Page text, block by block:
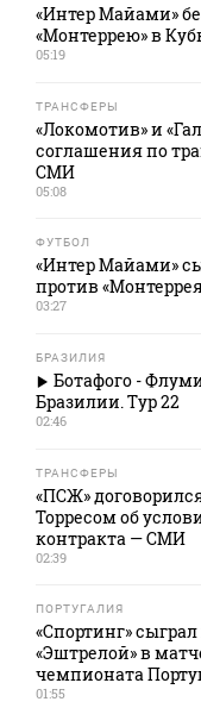
«Интер Майами»
«Монтеррею» в
05:19
ТРАНСФЕРЫ
«Локомотив» и
соглашения по
СМИ
05:08
ФУТБОЛ
«Интер Майами»
против
03:27
БРАЗИЛИЯ
Ботафого -
Бразилии. Тур 22
02:46
ТРАНСФЕРЫ
«ПСЖ»
Торресом об
контракта — СМИ
02:39
ПОРТУГАЛИЯ
«Спортинг»
«Эштрелой» в
чемпионата
01:55